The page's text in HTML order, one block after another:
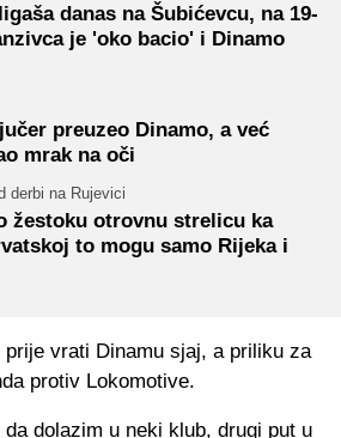
danas na Šubićevcu, na 19-
je 'oko bacio' i Dinamo
preuzeo Dinamo, a već
mrak na oči
derbi na Rujevici
žestoku otrovnu strelicu ka
to mogu samo Rijeka i
vrati Dinamu sjaj, a priliku za
protiv Lokomotive.
dolazim u neki klub, drugi put u